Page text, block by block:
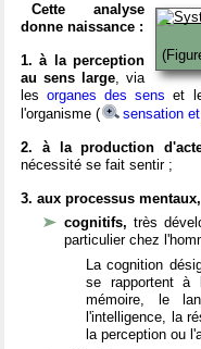
Cette analyse
donne naissance :
1. à la perception
au sens large, via
lesorganes des sens et
l'organisme (
sensation
2. à la production
nécessité se fait sentir ;
3. aux processus mentaux,
cognitifs,très
particulier chez
La cognition
se rapportent à
mémoire, le
l'intelligence, la
la perception ou